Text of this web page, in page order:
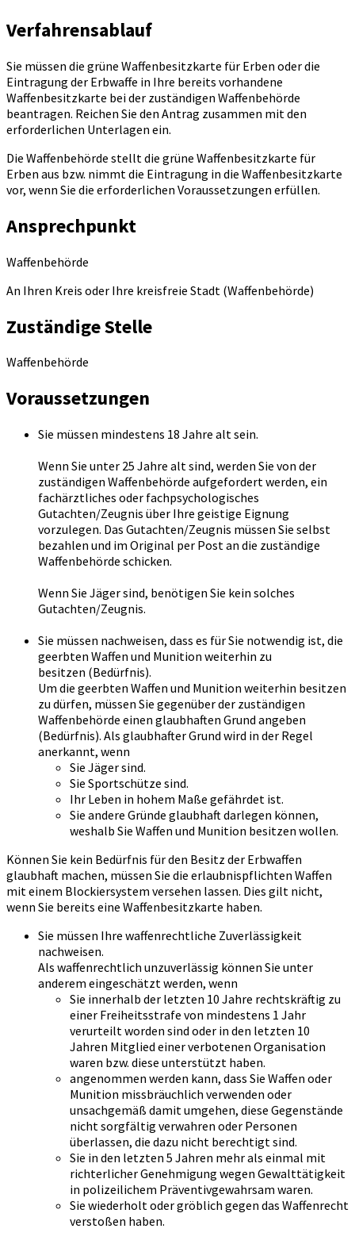
Verfahrensablauf
Sie müssen die grüne Waffenbesitzkarte für Erben oder die
Eintragung der Erbwaffe in Ihre bereits vorhandene
Waffenbesitzkarte bei der zuständigen Waffenbehörde
beantragen. Reichen Sie den Antrag zusammen mit den
erforderlichen Unterlagen ein.
Die Waffenbehörde stellt die grüne Waffenbesitzkarte für
Erben aus bzw. nimmt die Eintragung in die Waffenbesitzkarte
vor, wenn Sie die erforderlichen Voraussetzungen erfüllen.
Ansprechpunkt
Waffenbehörde
An Ihren Kreis oder Ihre kreisfreie Stadt (Waffenbehörde)
Zuständige Stelle
Waffenbehörde
Voraussetzungen
Sie müssen mindestens 18 Jahre alt sein.
Wenn Sie unter 25 Jahre alt sind, werden Sie von der
zuständigen Waffenbehörde aufgefordert werden, ein
fachärztliches oder fachpsychologisches
Gutachten/Zeugnis über Ihre geistige Eignung
vorzulegen. Das Gutachten/Zeugnis müssen Sie selbst
bezahlen und im Original per Post an die zuständige
Waffenbehörde schicken.
Wenn Sie Jäger sind, benötigen Sie kein solches
Gutachten/Zeugnis.
Sie müssen nachweisen, dass es für Sie notwendig ist, die
geerbten Waffen und Munition weiterhin zu
besitzen (Bedürfnis).
Um die geerbten Waffen und Munition weiterhin besitzen
zu dürfen, müssen Sie gegenüber der zuständigen
Waffenbehörde einen glaubhaften Grund angeben
(Bedürfnis). Als glaubhafter Grund wird in der Regel
anerkannt, wenn
Sie Jäger sind.
Sie Sportschütze sind.
Ihr Leben in hohem Maße gefährdet ist.
Sie andere Gründe glaubhaft darlegen können,
weshalb Sie Waffen und Munition besitzen wollen.
Können Sie kein Bedürfnis für den Besitz der Erbwaffen
glaubhaft machen, müssen Sie die erlaubnispflichten Waffen
mit einem Blockiersystem versehen lassen. Dies gilt nicht,
wenn Sie bereits eine Waffenbesitzkarte haben.
Sie müssen Ihre waffenrechtliche Zuverlässigkeit
nachweisen.
Als waffenrechtlich unzuverlässig können Sie unter
anderem eingeschätzt werden, wenn
Sie innerhalb der letzten 10 Jahre rechtskräftig zu
einer Freiheitsstrafe von mindestens 1 Jahr
verurteilt worden sind oder in den letzten 10
Jahren Mitglied einer verbotenen Organisation
waren bzw. diese unterstützt haben.
angenommen werden kann, dass Sie Waffen oder
Munition missbräuchlich verwenden oder
unsachgemäß damit umgehen, diese Gegenstände
nicht sorgfältig verwahren oder Personen
überlassen, die dazu nicht berechtigt sind.
Sie in den letzten 5 Jahren mehr als einmal mit
richterlicher Genehmigung wegen Gewalttätigkeit
in polizeilichem Präventivgewahrsam waren.
Sie wiederholt oder gröblich gegen das Waffenrecht
verstoßen haben.